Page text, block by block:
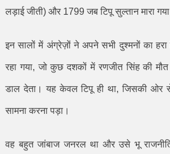
लड़ाई जीती) और 1799 जब टिपू सुल्तान मारा
इन सालों में अंग्रेज़ों ने अपने सभी दुश्मनों का
रहा गया, जो कुछ दशकों में रणजीत सिंह की
डाल देता। यह केवल टिपू ही था, जिसकी ओर
सामना करना पड़ा।
वह बहुत जांबाज जनरल था और उसे भू